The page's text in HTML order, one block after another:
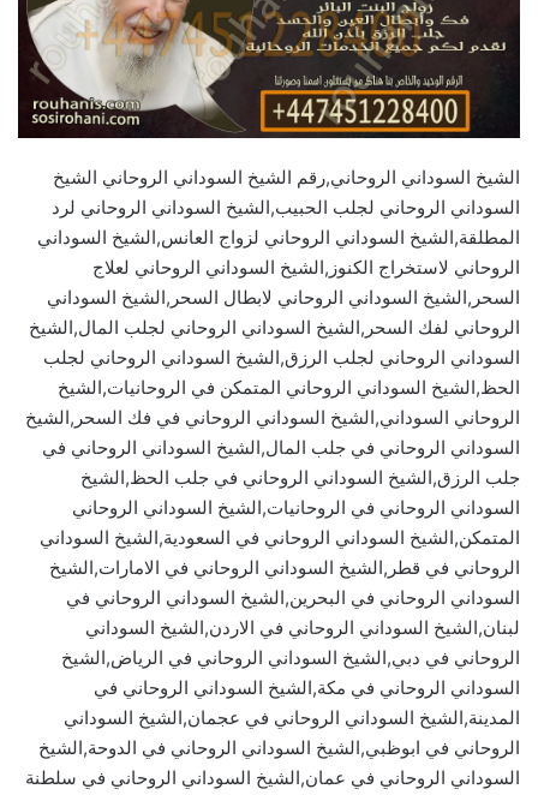
الشيخ السوداني الروحاني,رقم الشيخ السوداني الروحاني الشيخ
السوداني الروحاني لجلب الحبيب,الشيخ السوداني الروحاني لرد
المطلقة,الشيخ السوداني الروحاني لزواج العانس,الشيخ السوداني
الروحاني لاستخراج الكنوز,الشيخ السوداني الروحاني لعلاج
السحر,الشيخ السوداني الروحاني لابطال السحر,الشيخ السوداني
الروحاني لفك السحر,الشيخ السوداني الروحاني لجلب المال,الشيخ
السوداني الروحاني لجلب الرزق,الشيخ السوداني الروحاني لجلب
الحظ,الشيخ السوداني الروحاني المتمكن في الروحانيات,الشيخ
الروحاني السوداني,الشيخ السوداني الروحاني في فك السحر,الشيخ
السوداني الروحاني في جلب المال,الشيخ السوداني الروحاني في
جلب الرزق,الشيخ السوداني الروحاني في جلب الحظ,الشيخ
السوداني الروحاني في الروحانيات,الشيخ السوداني الروحاني
المتمكن,الشيخ السوداني الروحاني في السعودية,الشيخ السوداني
الروحاني في قطر,الشيخ السوداني الروحاني في الامارات,الشيخ
السوداني الروحاني في البحرين,الشيخ السوداني الروحاني في
لبنان,الشيخ السوداني الروحاني في الاردن,الشيخ السوداني
الروحاني في دبي,الشيخ السوداني الروحاني في الرياض,الشيخ
السوداني الروحاني في مكة,الشيخ السوداني الروحاني في
المدينة,الشيخ السوداني الروحاني في عجمان,الشيخ السوداني
الروحاني في ابوظبي,الشيخ السوداني الروحاني في الدوحة,الشيخ
السوداني الروحاني في عمان,الشيخ السوداني الروحاني في سلطنة